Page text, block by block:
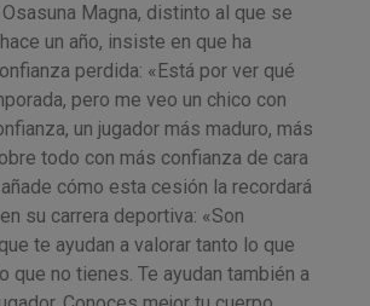
Magna, distinto al que se
un año, insiste en que ha
perdida: «Está por ver qué
pero me veo un chico con
un jugador más maduro, más
todo con más confianza de cara
cómo esta cesión la recordará
su carrera deportiva: «Son
te ayudan a valorar tanto lo que
que no tienes. Te ayudan también a